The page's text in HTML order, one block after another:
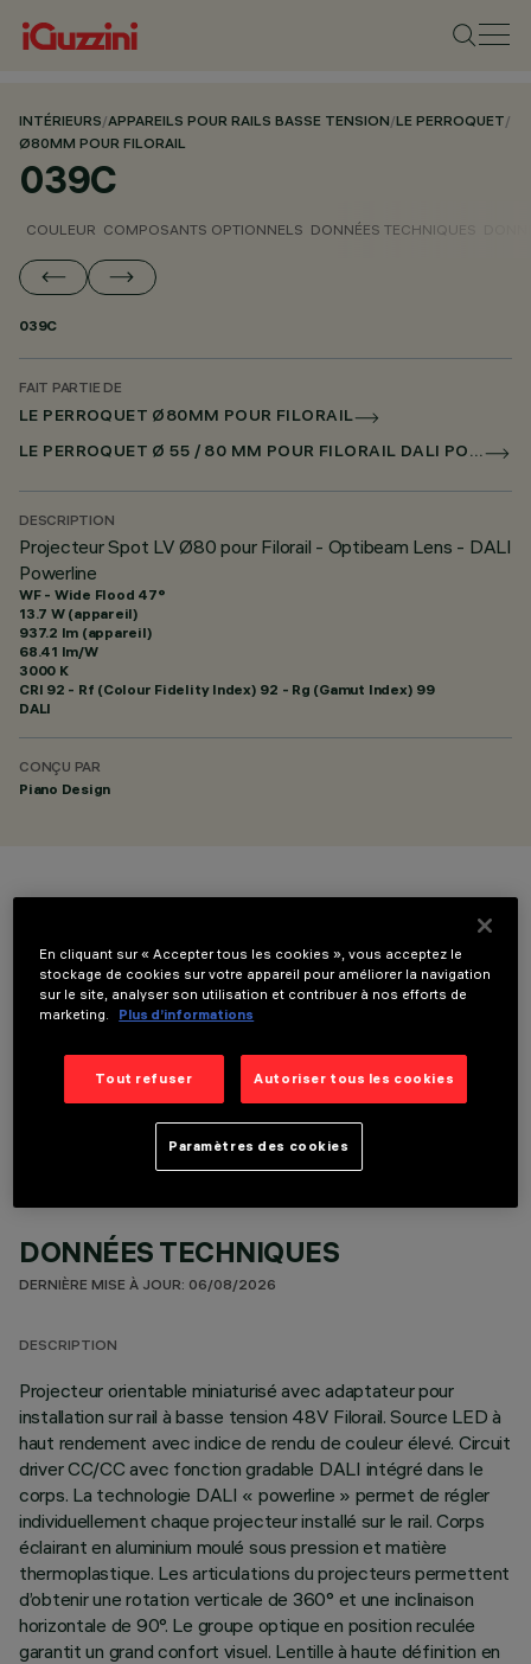
INTÉRIEURS/APPAREILS POUR RAILS BASSE TENSION/LE PERROQUET/
Ø80MM POUR FILORAIL
039C
COULEUR COMPOSANTS OPTIONNELS DONNÉES TECHNIQUES
039C
FAIT PARTIE DE
LE PERROQUET Ø80MM POUR FILORAIL
LE PERROQUET Ø 55 / 80 MM POUR FILORAIL DALI POWERLINE
DESCRIPTION
Projecteur Spot LV Ø80 pour Filorail - Optibeam Lens - DALI
Powerline
WF - Wide Flood 47°
13.7 W (appareil)
937.2 lm (appareil)
68.41 lm/W
3000 K
CRI 92 - Rf (Colour Fidelity Index) 92 - Rg (Gamut Index) 99
DALI
CONÇU PAR
Piano Design
COULEUR
COMPOSANTS OPTIONNELS
DONNÉES TECHNIQUES
DERNIÈRE MISE À JOUR: 06/08/2026
DESCRIPTION
Projecteur orientable miniaturisé avec adaptateur pour
installation sur rail à basse tension 48V Filorail. Source LED à
haut rendement avec indice de rendu de couleur élevé. Circuit
driver CC/CC avec fonction gradable DALI intégré dans le
corps. La technologie DALI « powerline » permet de régler
individuellement chaque projecteur installé sur le rail. Corps
éclairant en aluminium moulé sous pression et matière
thermoplastique. Les articulations du projecteurs permettent
d’obtenir une rotation verticale de 360° et une inclinaison
horizontale de 90°. Le groupe optique en position reculée
garantit un grand confort visuel. Lentille à haute définition en
En cliquant sur « Accepter tous les cookies », vous acceptez le
stockage de cookies sur votre appareil pour améliorer la navigation
sur le site, analyser son utilisation et contribuer à nos efforts de
marketing.
Plus d’informations
Tout refuser Autoriser tous les cookies
Paramètres des cookies